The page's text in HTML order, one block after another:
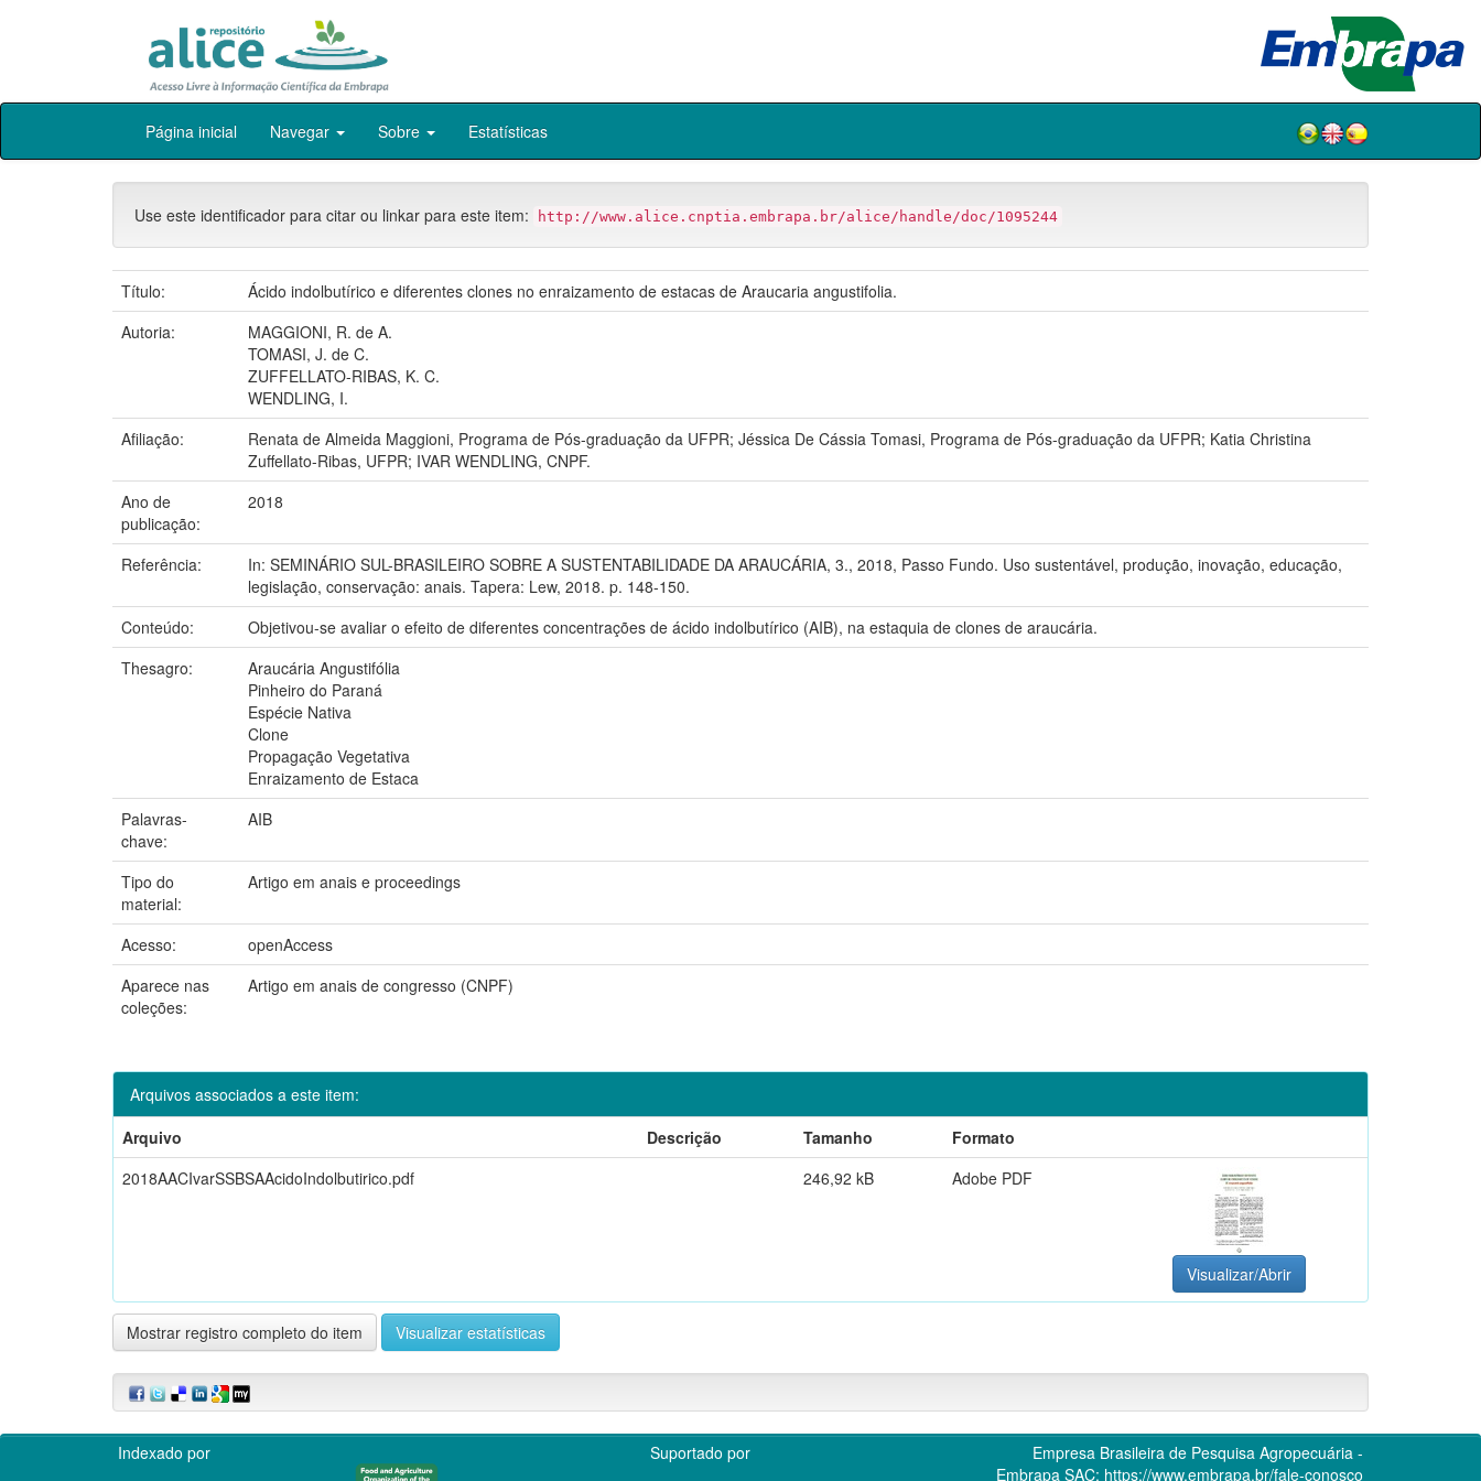
Skip
Página inicial Navegar Sobre Estatísticas
Use este identificador para citar ou linkar para este item: http://www.alice.cnptia.embrapa.br/alice/handle/doc/1095244
Título:
Ácido indolbutírico e diferentes clones no enraizamento de estacas de Araucaria angustifolia.
Autoria:
MAGGIONI, R. de A.
TOMASI, J. de C.
ZUFFELLATO-RIBAS, K. C.
WENDLING, I.
Afiliação:
Renata de Almeida Maggioni, Programa de Pós-graduação da UFPR; Jéssica De Cássia Tomasi, Programa de Pós-graduação da UFPR; Katia Christina
Zuffellato-Ribas, UFPR; IVAR WENDLING, CNPF.
Ano de
publicação:
2018
Referência:
In: SEMINÁRIO SUL-BRASILEIRO SOBRE A SUSTENTABILIDADE DA ARAUCÁRIA, 3., 2018, Passo Fundo. Uso sustentável, produção, inovação, educação,
legislação, conservação: anais. Tapera: Lew, 2018. p. 148-150.
Conteúdo:
Objetivou-se avaliar o efeito de diferentes concentrações de ácido indolbutírico (AIB), na estaquia de clones de araucária.
Thesagro:
Araucária Angustifólia
Pinheiro do Paraná
Espécie Nativa
Clone
Propagação Vegetativa
Enraizamento de Estaca
Palavras-
chave:
AIB
Tipo do
material:
Artigo em anais e proceedings
Acesso:
openAccess
Aparece nas
coleções:
Artigo em anais de congresso (CNPF)
Arquivos associados a este item:
Arquivo
Descrição Tamanho
Formato
2018AACIvarSSBSAAcidoIndolbutirico.pdf
246,92 kB Adobe PDF
Visualizar/Abrir
Mostrar registro completo do item Visualizar estatísticas
Indexado por Suportado por
Empresa Brasileira de Pesquisa Agropecuária -
Embrapa SAC: https://www.embrapa.br/fale-conosco